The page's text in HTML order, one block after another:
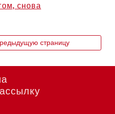
снова
страницу